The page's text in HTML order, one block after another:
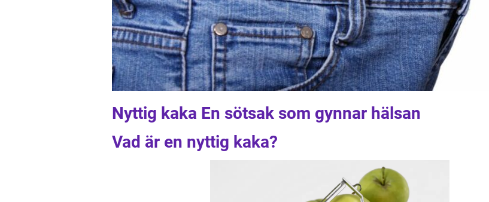
Nyttig kaka En sötsak som gynnar hälsan
Vad är en nyttig kaka?